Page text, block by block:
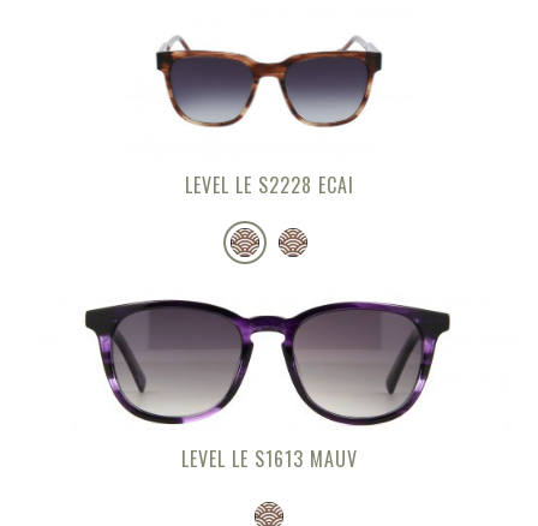
LEVEL LE S2228 ECAI
LEVEL LE S1613 MAUV